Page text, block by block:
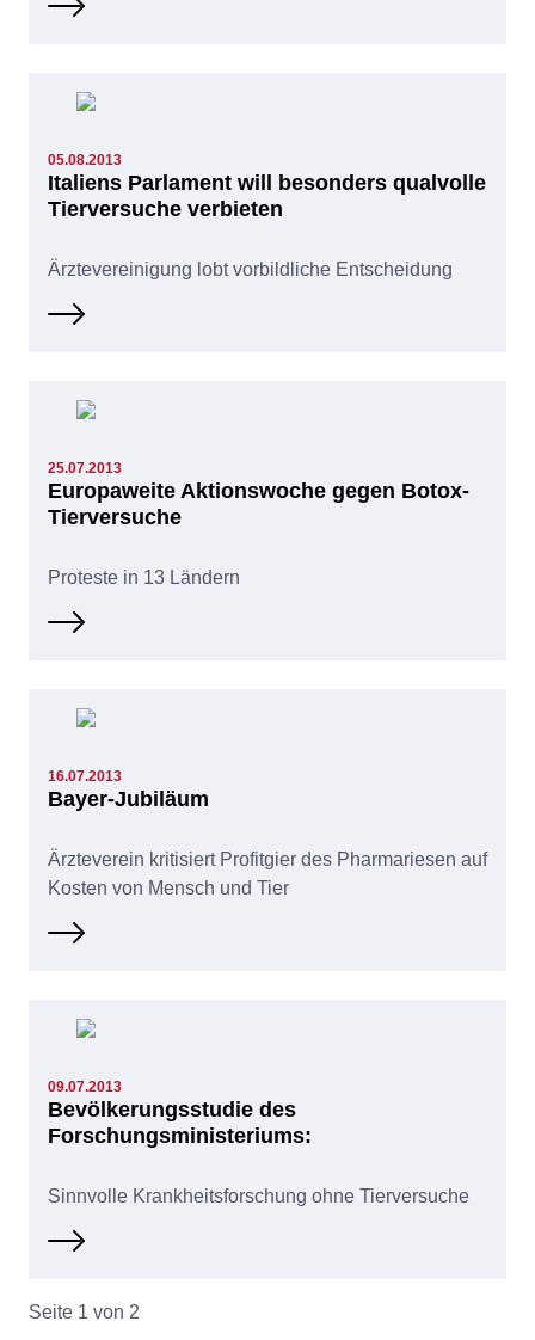
05.08.2013
Italiens Parlament will besonders qualvolle
Tierversuche verbieten
Ärztevereinigung lobt vorbildliche Entscheidung
25.07.2013
Europaweite Aktionswoche gegen Botox-
Tierversuche
Proteste in 13 Ländern
16.07.2013
Bayer-Jubiläum
Ärzteverein kritisiert Profitgier des Pharmariesen auf
Kosten von Mensch und Tier
09.07.2013
Bevölkerungsstudie des
Forschungsministeriums:
Sinnvolle Krankheitsforschung ohne Tierversuche
Seite 1 von 2